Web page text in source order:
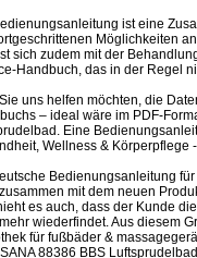
ist eine
Möglichkeiten
sich zudem mit der
Handbuch, das in der Regel
uns helfen möchten, die
– ideal wäre im PDF-
Eine
Wellness & Körperpflege
Bedienungsanleitung
mit dem neuen
es auch, dass der Kunde
wiederfindet. Aus diesem
für fußbäder &
88386 BBS